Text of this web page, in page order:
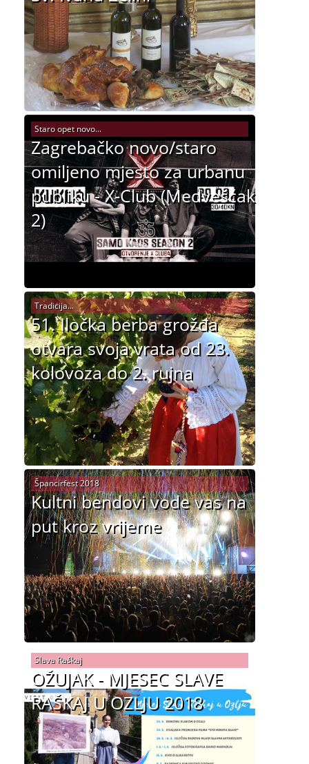
Zagrebačko novo/staro
omiljeno mjesto za urbanu
publiku - X-Club (Medvešćak
2)
Staro opet novo...
51. Iločka berba grožđa
otvara svoja vrata od 23.
kolovoza do 2. rujna
Tradicija...
Kultni bendovi vode vas na
put kroz vrijeme
Špancirfest 2018
OŽUJAK - MJESEC SLAVE
RAŠKAJ U OZLJU 2018
Slava Raškaj